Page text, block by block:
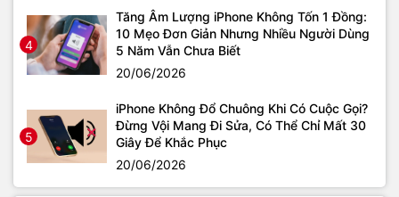
4
Tăng Âm Lượng iPhone Không Tốn 1 Đồng:
10 Mẹo Đơn Giản Nhưng Nhiều Người Dùng
5 Năm Vẫn Chưa Biết
20/06/2026
5
iPhone Không Đổ Chuông Khi Có Cuộc Gọi?
Đừng Vội Mang Đi Sửa, Có Thể Chỉ Mất 30
Giây Để Khắc Phục
20/06/2026